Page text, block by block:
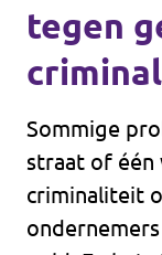
tegen
Sommige
straat of één
criminaliteit